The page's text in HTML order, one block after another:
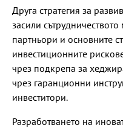
Друга стратегия за
засили
партньори и основните
инвестиционните
чрез подкрепа за
чрез гаранционни
инвеститори.
Разработването на